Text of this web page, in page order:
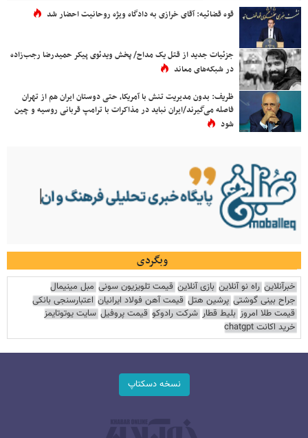
قوه قضائیه: آقای خرازی به دادگاه ویژه روحانیت احضار شد
جزئیات جدید از قتل یک مداح/ پخش ویدئوی پیکر حمیدرضا رجب‌زاده
در شبکه‌های معاند
ظریف: بدون مدیریت تنش با آمریکا، حتی دوستان ایران هم از تهران
فاصله می‌گیرند/ایران نباید در مذاکرات با ترامپ قربانی روسیه و چین
شود
وبگردی
خبرآنلاین راه نو آنلاین بازی آنلاین قیمت تلویزیون سونی مبل مینیمال
جراح بینی گوشتی پرشین هتل قیمت آهن فولاد ایرانیان اعتبارسنجی بانکی
قیمت طلا امروز بلیط قطار شرکت رادوکو قیمت پروفیل سایت یوتوتایمز
خرید اکانت chatgpt
نسخه دسکتاپ